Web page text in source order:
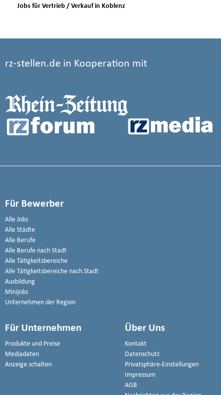
Jobs für Vertrieb / Verkauf in Koblenz
rz-stellen.de in Kooperation mit
Für Bewerber
Alle Jobs
Alle Städte
Alle Berufe
Alle Berufe nach Stadt
Alle Tätigkeitsbereiche
Alle Tätigkeitsbereiche nach Stadt
Ausbildung
Minijobs
Unternehmen der Region
Für Unternehmen
Produkte und Preise
Mediadaten
Anzeige schalten
Über Uns
Kontakt
Datenschutz
Privatsphäre-Einstellungen
Impressum
AGB